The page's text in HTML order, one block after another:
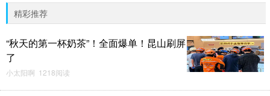
精彩推荐
“秋天的第一杯奶茶”！全面爆单！昆山刷屏
了
小太阳啊 1218阅读